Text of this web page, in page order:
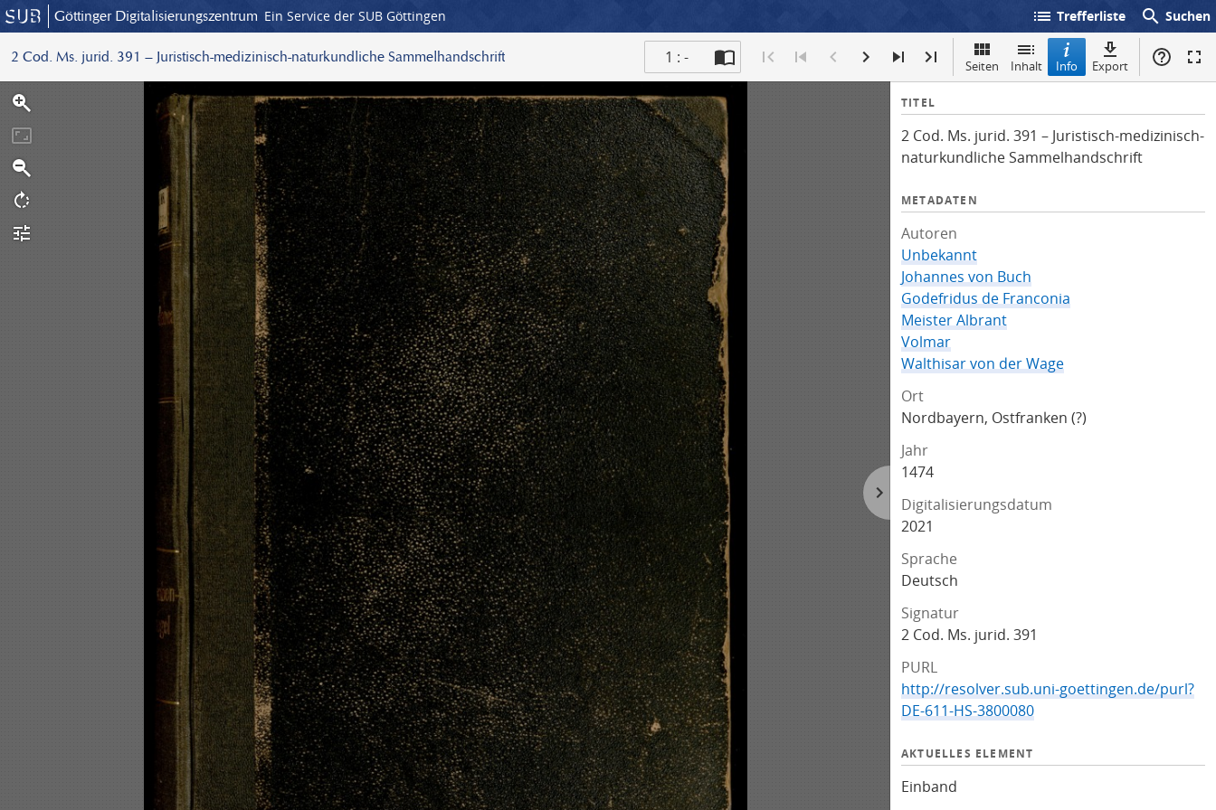
Göttinger Digitalisierungszentrum Ein Service der SUB Göttingen list Trefferliste search Suchen
2 Cod. Ms. jurid. 391 – Juristisch-medizinisch-naturkundliche Sammelhandschrift 1 : - Seiten Inhalt Info Export
I
f
o
TITEL
2 Cod. Ms. jurid. 391 – Juristisch-medizinisch-
naturkundliche Sammelhandschrift
METADATEN
Autoren
Unbekannt
Johannes von Buch
Godefridus de Franconia
Meister Albrant
Volmar
Walthisar von der Wage
Ort
Nordbayern, Ostfranken (?)
Jahr
1474
Digitalisierungsdatum
2021
Sprache
Deutsch
Signatur
2 Cod. Ms. jurid. 391
PURL
http://resolver.sub.uni-goettingen.de/purl?
DE-611-HS-3800080
AKTUELLES ELEMENT
Einband